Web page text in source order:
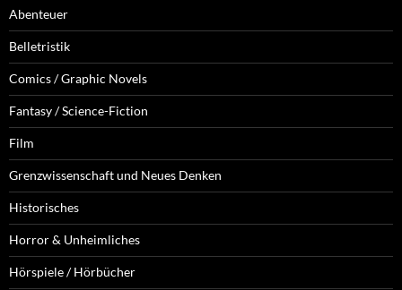
Abenteuer
Belletristik
Comics / Graphic Novels
Fantasy / Science-Fiction
Film
Grenzwissenschaft und Neues Denken
Historisches
Horror & Unheimliches
Hörspiele / Hörbücher